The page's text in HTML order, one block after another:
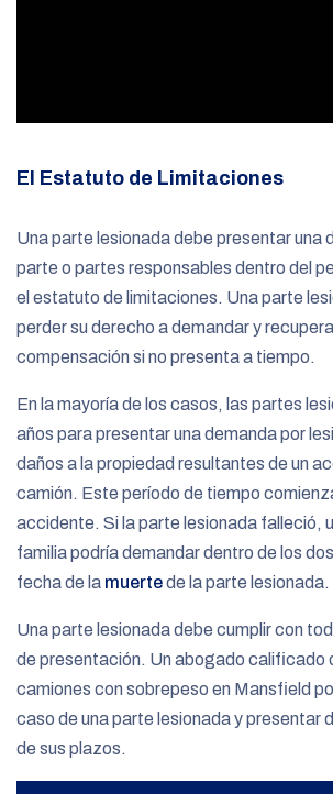
El Estatuto de Limitaciones
Una parte lesionada debe presentar una
parte o partes responsables dentro del
el estatuto de limitaciones. Una parte
perder su derecho a demandar y
compensación si no presenta a tiempo.
En la mayoría de los casos, las partes
años para presentar una demanda por
daños a la propiedad resultantes de un
camión. Este período de tiempo
accidente. Si la parte lesionada falleció,
familia podría demandar dentro de los
fecha de la muertede la parte lesionada.
Una parte lesionada debe cumplir con
de presentación. Un abogado calificado
camiones con sobrepeso en Mansfield
caso de una parte lesionada y presentar
de sus plazos.